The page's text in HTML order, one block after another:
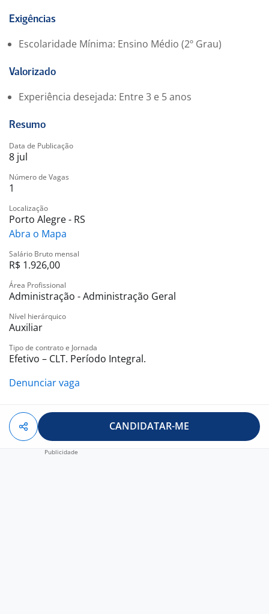
Exigências
Escolaridade Mínima: Ensino Médio (2º Grau)
Valorizado
Experiência desejada: Entre 3 e 5 anos
Resumo
Data de Publicação
8 jul
Número de Vagas
1
Localização
Porto Alegre - RS
Abra o Mapa
Salário Bruto mensal
R$ 1.926,00
Área Profissional
Administração - Administração Geral
Nível hierárquico
Auxiliar
Tipo de contrato e Jornada
Efetivo – CLT. Período Integral.
Denunciar vaga
CANDIDATAR-ME